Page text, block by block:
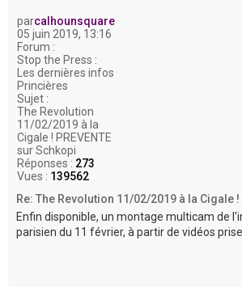
parcalhounsquare
05 juin 2019, 13:16
Forum :
Stop the Press :
Les dernières infos
Princières
Sujet :
The Revolution
11/02/2019 à la
Cigale ! PREVENTE
sur Schkopi
Réponses : 273
Vues : 139562
Re: The Revolution 11/02/2019 à la Cigale !
Enfin disponible, un montage multicam de
parisien du 11 février, à partir de vidéos